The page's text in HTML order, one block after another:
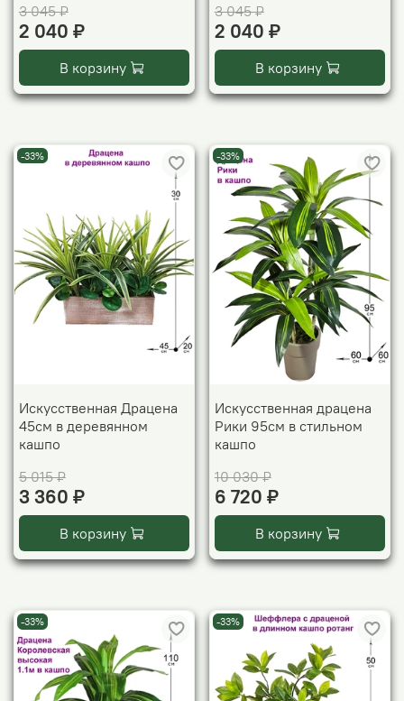
3 045 ₽
2 040 ₽
В корзину
3 045 ₽
2 040 ₽
В корзину
-33%
Искусственная Драцена
45см в деревянном
кашпо
5 015 ₽
3 360 ₽
В корзину
-33%
Искусственная драцена
Рики 95см в стильном
кашпо
10 030 ₽
6 720 ₽
В корзину
-33% -33%